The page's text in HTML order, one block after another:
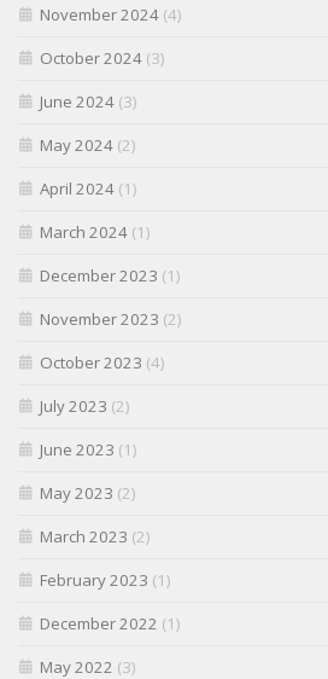
November 2024 (4)
October 2024 (3)
June 2024 (3)
May 2024 (2)
April 2024 (1)
March 2024 (1)
December 2023 (1)
November 2023 (2)
October 2023 (4)
July 2023 (2)
June 2023 (1)
May 2023 (2)
March 2023 (2)
February 2023 (1)
December 2022 (1)
May 2022 (3)